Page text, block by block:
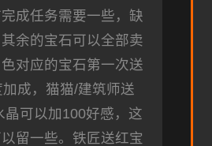
成任务需要一些，缺
余的宝石可以全部卖
对应的宝石第一次送
成，猫猫/建筑师送
晶可以加100好感，这
留一些。铁匠送红宝